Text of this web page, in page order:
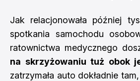
Jak relacjonowała później
spotkania samochodu
ratownictwa medycznego
na skrzyżowaniu tuż obok
zatrzymała auto dokładnie